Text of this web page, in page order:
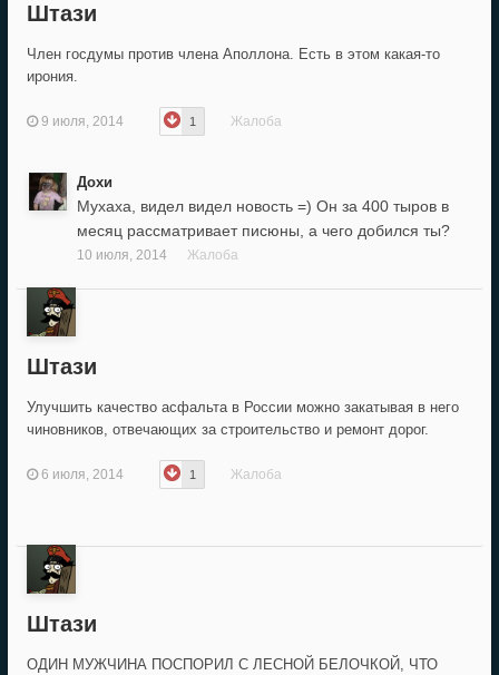
Штази
Член госдумы против члена Аполлона. Есть в этом какая-то
ирония.
9 июля, 2014 1 Жалоба
Дохи
Мухаха, видел видел новость =) Он за 400 тыров в
месяц рассматривает писюны, а чего добился ты?
10 июля, 2014 Жалоба
Штази
Улучшить качество асфальта в России можно закатывая в него
чиновников, отвечающих за строительство и ремонт дорог.
6 июля, 2014 1 Жалоба
Штази
ОДИН МУЖЧИНА ПОСПОРИЛ С ЛЕСНОЙ БЕЛОЧКОЙ, ЧТО